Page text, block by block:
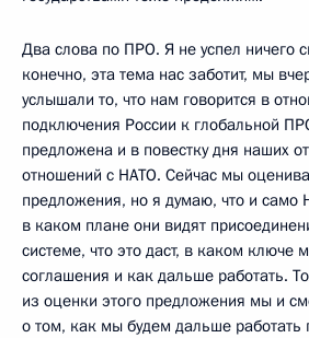
Два слова по ПРО. Я не успел ничего
конечно, эта тема нас заботит, мы
услышали то, что нам говорится в
подключения России к глобальной
предложена и в повестку дня наших
отношений с НАТО. Сейчас мы
предложения, но я думаю, что и само
в каком плане они видят
системе, что это даст, в каком ключе
соглашения и как дальше работать.
из оценки этого предложения мы и
о том, как мы будем дальше работать